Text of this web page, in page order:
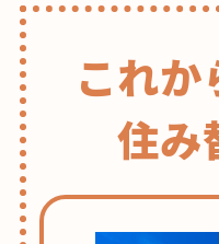
リ！！
図
書
館
の
ヒ・
ミ・
ツ
これ
住み